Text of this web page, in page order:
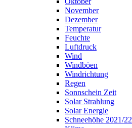
November
Dezember
Temperatur
Feuchte
Luftdruck
Wind
Windböen
Windrichtung
Regen
Sonnschein Zeit
Solar Strahlung
Solar Energie
Schneehöhe 2021/22